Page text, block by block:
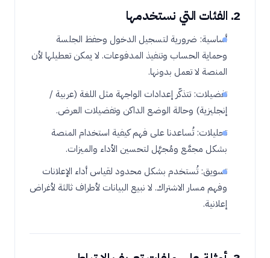
2. الفئات التي نستخدمها
أساسية: ضرورية لتسجيل الدخول وحفظ الجلسة
وحماية الحساب وتنفيذ المدفوعات. لا يمكن تعطيلها لأن
المنصة لا تعمل بدونها.
تفضيلات: تتذكّر إعدادات الواجهة مثل اللغة (عربية /
إنجليزية) وحالة الوضع الداكن وتفضيلات العرض.
تحليلات: تُساعدنا على فهم كيفية استخدام المنصة
بشكل مجمَّع ومُجهَّل لتحسين الأداء والميزات.
تسويق: تُستخدم بشكل محدود لقياس أداء الإعلانات
وفهم مسار الاشتراك. لا نبيع البيانات لأطراف ثالثة لأغراض
إعلانية.